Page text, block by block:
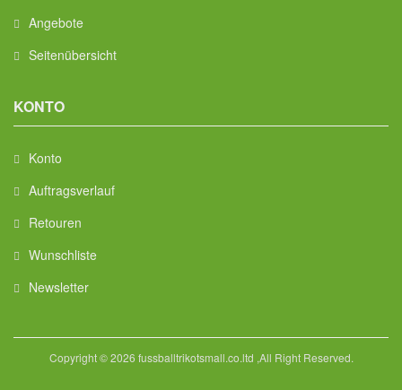
Angebote
Seitenübersicht
KONTO
Konto
Auftragsverlauf
Retouren
Wunschliste
Newsletter
Copyright © 2026 fussballtrikotsmall.co.ltd ,All Right Reserved.